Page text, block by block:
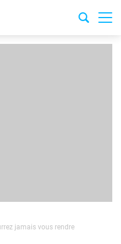
jamais vous rendre